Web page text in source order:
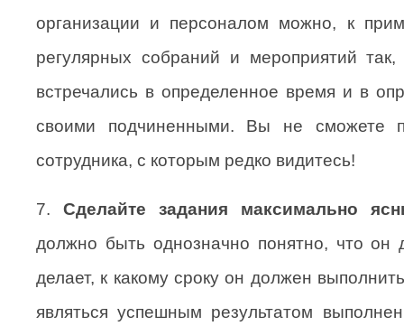
организации и персоналом можно, к
регулярных собраний и мероприятий так,
встречались в определенное время и в
своими подчиненными. Вы не сможете
сотрудника, с которым редко видитесь!
7. Сделайте задания максимально
должно быть однозначно понятно, что он
делает, к какому сроку он должен
являться успешным результатом